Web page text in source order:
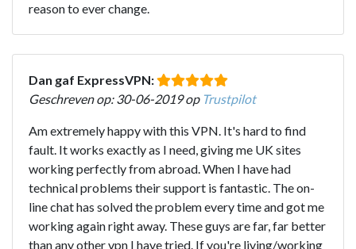
reason to ever change.
Dan gaf ExpressVPN:
Geschreven op: 30-06-2019 op Trustpilot
Am extremely happy with this VPN. It's hard to find
fault. It works exactly as I need, giving me UK sites
working perfectly from abroad. When I have had
technical problems their support is fantastic. The on-
line chat has solved the problem every time and got me
working again right away. These guys are far, far better
than any other vpn I have tried. If you're living/working